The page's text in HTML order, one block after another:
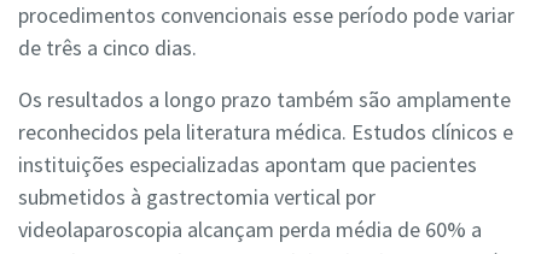
procedimentos convencionais esse período pode variar
de três a cinco dias.
Os resultados a longo prazo também são amplamente
reconhecidos pela literatura médica. Estudos clínicos e
instituições especializadas apontam que pacientes
submetidos à gastrectomia vertical por
videolaparoscopia alcançam perda média de 60% a